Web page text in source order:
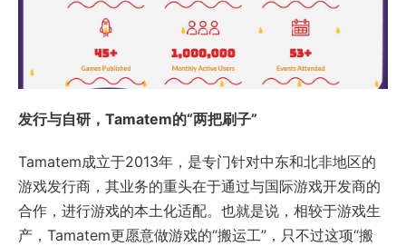
发行与自研，Tamatem的“两把刷子”
Tamatem成立于2013年，是专门针对中东和北非地区的
游戏发行商，其业务的重头在于通过与国际游戏开发商的
合作，进行游戏的本土化适配。也就是说，相较于游戏生
产，Tamatem更愿意做游戏的“搬运工”，只不过这项“搬